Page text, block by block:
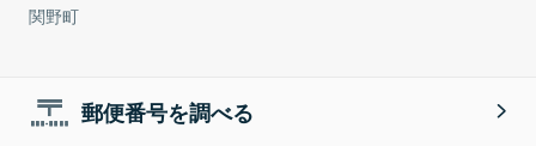
関野町
郵便番号を調べる